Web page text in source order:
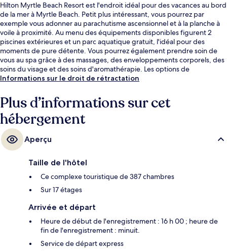
Hilton Myrtle Beach Resort est l'endroit idéal pour des vacances au bord
de la mer à Myrtle Beach. Petit plus intéressant, vous pourrez par
exemple vous adonner au parachutisme ascensionnel et à la planche à
voile à proximité. Au menu des équipements disponibles figurent 2
piscines extérieures et un parc aquatique gratuit, l'idéal pour des
moments de pure détente. Vous pourrez également prendre soin de
vous au spa grâce à des massages, des enveloppements corporels, des
soins du visage et des soins d'aromathérapie. Les options de
restauration comprennent 2 restaurants, tandis que les 2 bars/salons
petits avantages de cet hébergement figurent 2 des courts de tennis
extérieurs, une rivière artificielle (lazy river) et un bar en bord de piscine.
Les autres voyageurs ne tarissent pas d'éloges en ce qui concerne le
personnel attentionné et la proximité avec la plage.
Informations sur le droit de rétractation
Plus d’informations sur cet
hébergement
Aperçu
Taille de l'hôtel
Ce complexe touristique de 387 chambres
Sur 17 étages
Arrivée et départ
Heure de début de l'enregistrement : 16 h 00 ; heure de
fin de l'enregistrement : minuit.
Service de départ express